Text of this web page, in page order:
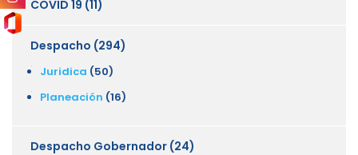
COVID 19 (11)
Despacho (294)
Juridica (50)
Planeación (16)
Despacho Gobernador (24)